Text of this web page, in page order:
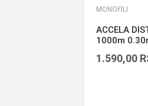
MONOFILI
ACCELA
1000m
1.590,00